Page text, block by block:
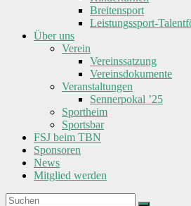
Breitensport
Leistungssport-
Über uns
Verein
Vereinssatzung
Vereinsdokumente
Veranstaltungen
Sennerpokal ’25
Sportheim
Sportsbar
FSJ beim TBN
Sponsoren
News
Mitglied werden